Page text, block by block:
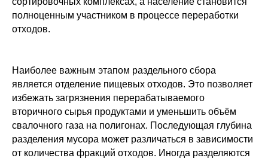
полноценным участником в процессе переработки
отходов.
Наиболее важным этапом раздельного сбора
является отделение пищевых отходов. Это позволяет
избежать загрязнения перерабатываемого
вторичного сырья продуктами и уменьшить объём
свалочного газа на полигонах. Последующая глубина
разделения мусора может различаться в зависимости
от количества фракций отходов. Иногда разделяются